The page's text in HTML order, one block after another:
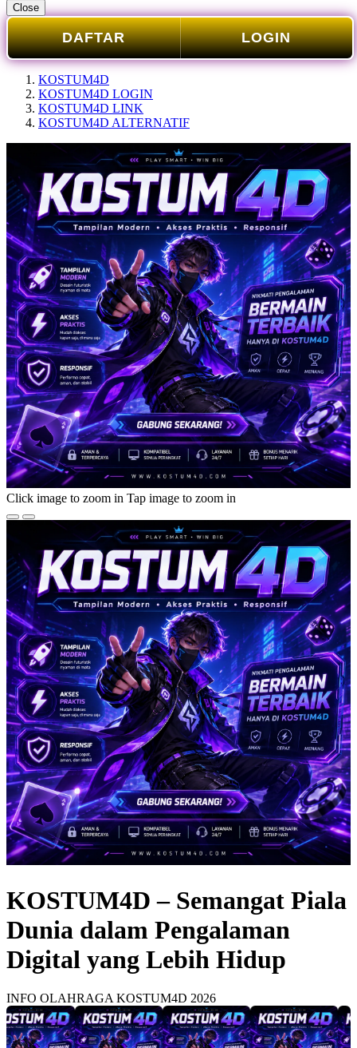
Close
DAFTAR LOGIN
KOSTUM4D
KOSTUM4D LOGIN
KOSTUM4D LINK
KOSTUM4D ALTERNATIF
Click image to zoom in Tap image to zoom in
KOSTUM4D – Semangat Piala
Dunia dalam Pengalaman
Digital yang Lebih Hidup
INFO OLAHRAGA KOSTUM4D 2026